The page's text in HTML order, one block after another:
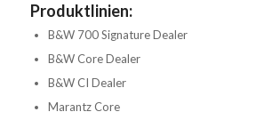
Produktlinien:
B&W 700 Signature Dealer
B&W Core Dealer
B&W CI Dealer
Marantz Core